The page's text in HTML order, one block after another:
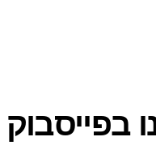
בפייסבוק